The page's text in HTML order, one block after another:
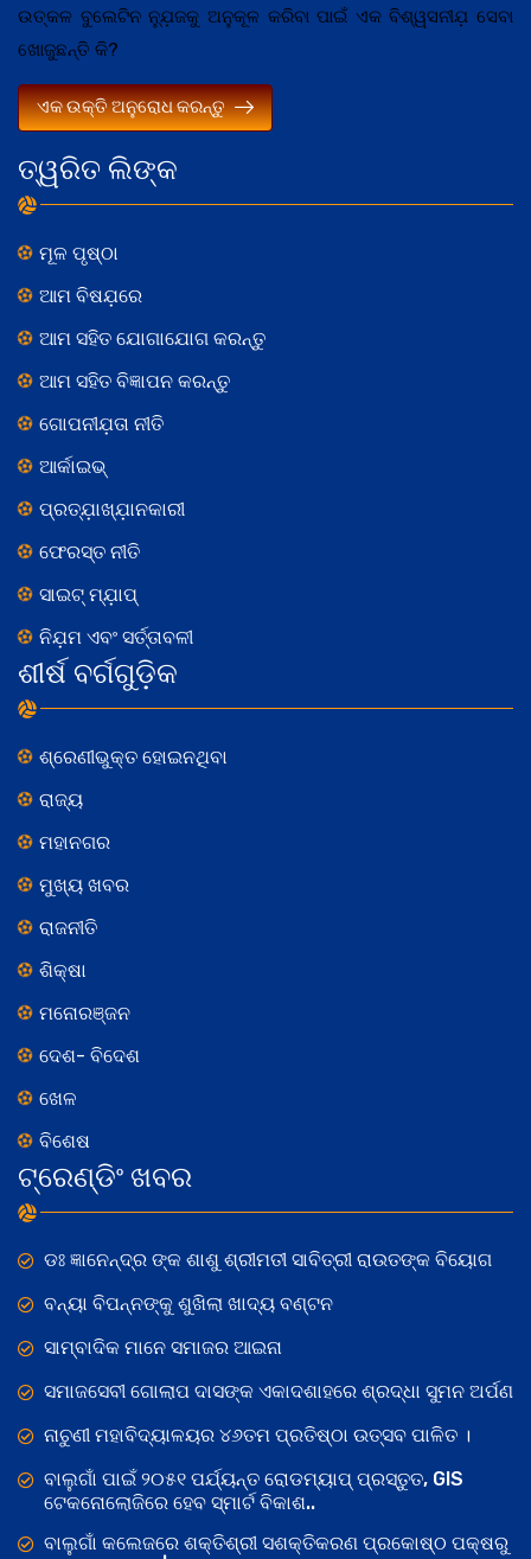
ତ୍ୱରିତ ଲିଙ୍କ
ମୂଳ ପୃଷ୍ଠା
ଆମ ବିଷଯ଼ରେ
ଆମ ସହିତ ଯୋଗାଯୋଗ କରନ୍ତୁ
ଆମ ସହିତ ବିଜ୍ଞାପନ କରନ୍ତୁ
ଗୋପନୀଯ଼ତା ନୀତି
ଆର୍କାଇଭ୍
ପ୍ରତ୍ଯ଼ାଖ୍ଯ଼ାନକାରୀ
ଫେରସ୍ତ ନୀତି
ସାଇଟ୍ ମ୍ଯ଼ାପ୍
ନିଯ଼ମ ଏବଂ ସର୍ତ୍ତାବଳୀ
ଶୀର୍ଷ ବର୍ଗଗୁଡ଼ିକ
ଶ୍ରେଣୀଭୁକ୍ତ ହୋଇନଥିବା
ରାଜ୍ୟ
ମହାନଗର
ମୁଖ୍ୟ ଖବର
ରାଜନୀତି
ଶିକ୍ଷା
ମନୋରଞ୍ଜନ
ଦେଶ- ବିଦେଶ
ଖେଳ
ବିଶେଷ
ଟ୍ରେଣ୍ଡିଂ ଖବର
ଡଃ ଜ୍ଞାନେନ୍ଦ୍ର ଙ୍କ ଶାଶୁ ଶ୍ରୀମତୀ ସାବିତ୍ରୀ ରାଉତଙ୍କ ବିୟୋଗ
ବନ୍ୟା ବିପନ୍ନଙ୍କୁ ଶୁଖିଲା ଖାଦ୍ୟ ବଣ୍ଟନ
ସାମ୍ବାଦିକ ମାନେ ସମାଜର ଆଇନା
ସମାଜସେବୀ ଗୋଲାପ ଦାସଙ୍କ ଏକାଦଶାହରେ ଶ୍ରଦ୍ଧା ସୁମନ ଅର୍ପଣ
ନାଚୁଣୀ ମହାବିଦ୍ୟାଳୟର ୪୬ତମ ପ୍ରତିଷ୍ଠା ଉତ୍ସବ ପାଳିତ ।
ବାଲୁଗାଁ ପାଇଁ ୨୦୫୧ ପର୍ଯ୍ୟନ୍ତ ରୋଡମ୍ୟାପ୍ ପ୍ରସ୍ତୁତ, GIS
ଟେକନୋଲୋଜିରେ ହେବ ସ୍ମାର୍ଟ ବିକାଶ..
ବାଲୁଗାଁ କଲେଜରେ ଶକ୍ତିଶ୍ରୀ ସଶକ୍ତିକରଣ ପ୍ରକୋଷ୍ଠ ପକ୍ଷରୁ
ଉତ୍କଳ ବୁଲେଟିନ ନ୍ଯ଼ୁଜକୁ ଅନୁକୂଳ କରିବା ପାଇଁ ଏକ ବିଶ୍ୱସନୀଯ଼ ସେବା
ଖୋଜୁଛନ୍ତି କି?
ଏକ ଉକ୍ତି ଅନୁରୋଧ କରନ୍ତୁ